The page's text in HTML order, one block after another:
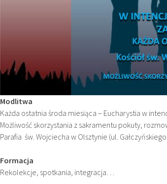
Modlitwa
Każda ostatnia środa miesiąca – Eucharystia w
Możliwość skorzystania z sakramentu pokuty,
Parafia św. Wojciecha w Olsztynie (ul.
Formacja
Rekolekcje, spotkania, integracja…